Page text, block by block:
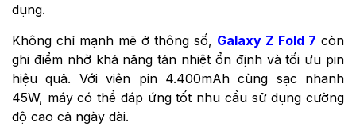
dụng.
Không chỉ mạnh mẽ ở thông số, Galaxy Z Fold 7 còn
ghi điểm nhờ khả năng tản nhiệt ổn định và tối ưu pin
hiệu quả. Với viên pin 4.400mAh cùng sạc nhanh
45W, máy có thể đáp ứng tốt nhu cầu sử dụng cường
độ cao cả ngày dài.